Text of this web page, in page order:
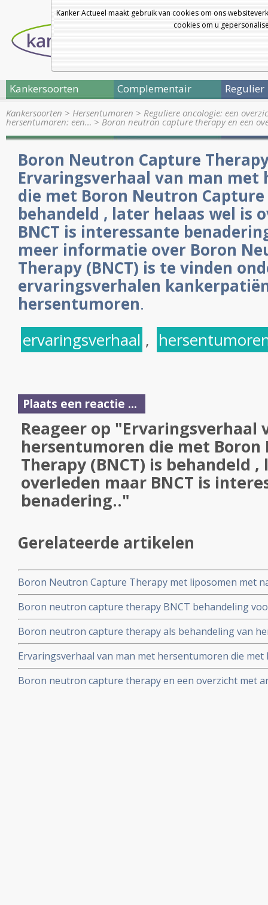
Kanker Actueel maakt gebruik van cookies om ons
cookies om u
Kankersoorten Complementair Regulier
Kankersoorten > Hersentumoren > Reguliere oncologie: een
hersentumoren: een… > Boron neutron capture therapy en een
Boron Neutron Capture Therapy
Ervaringsverhaal van man met
die met Boron Neutron Capture
behandeld , later helaas wel is
BNCT is interessante
meer informatie over Boron
Therapy (BNCT) is te vinden
ervaringsverhalen
hersentumoren.
ervaringsverhaal ,
Plaats een reactie ...
Reageer op "Ervaringsverhaal
hersentumoren die met
Therapy (BNCT) is behandeld
overleden maar BNCT is
benadering.."
Gerelateerde artikelen
Boron Neutron Capture Therapy met liposomen met
bijzonder succesvolle aanpak van solide tumoren
Boron neutron capture therapy BNCT behandeling
een veelbelovende behandeling maar volgens studie
experimenteel. In Japan wordt BNCT wel succesvol
Boron neutron capture therapy als behandeling van
patienten bemoedigende resultaten
Ervaringsverhaal van man met hersentumoren die
Therapy (BNCT) is behandeld , later helaas wel is
interessante benadering..
Boron neutron capture therapy en een overzicht met